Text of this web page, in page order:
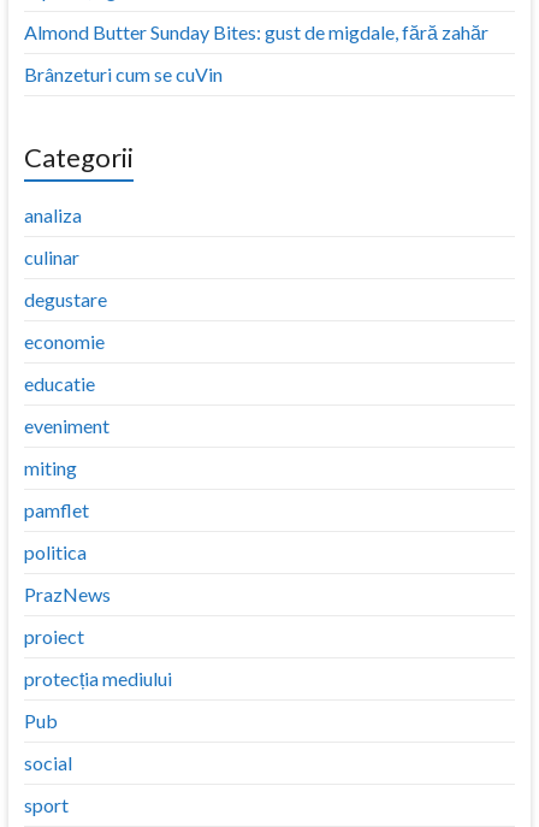
Almond Butter Sunday Bites: gust de migdale, fără zahăr
Brânzeturi cum se cuVin
Categorii
analiza
culinar
degustare
economie
educatie
eveniment
miting
pamflet
politica
PrazNews
proiect
protecția mediului
Pub
social
sport